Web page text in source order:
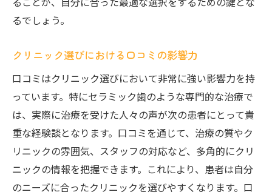
るでしょう。
クリニック選びにおける口コミの影響力
口コミはクリニック選びにおいて非常に強い影響力を持
っています。特にセラミック歯のような専門的な治療で
は、実際に治療を受けた人々の声が次の患者にとって貴
重な経験談となります。口コミを通じて、治療の質やク
リニックの雰囲気、スタッフの対応など、多角的にクリ
ニックの情報を把握できます。これにより、患者は自分
のニーズに合ったクリニックを選びやすくなります。口